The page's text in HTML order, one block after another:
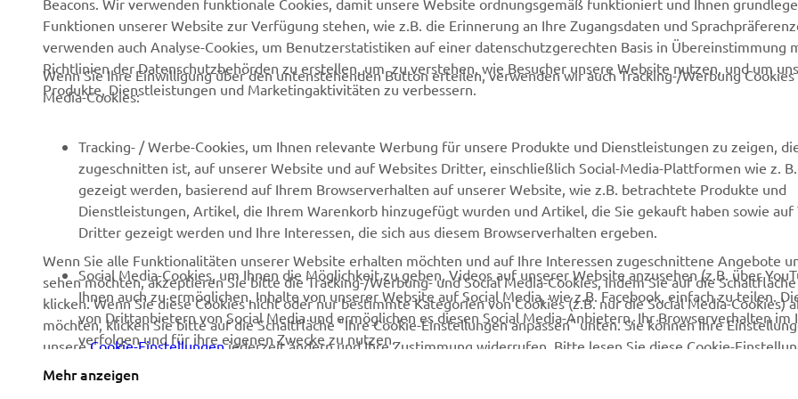
Veranstaltungen
Presse
Karriere
Impressum
Menschenrechtsrichtlinie
Grundlegende
Nachhaltigkeitsrichtlinie
Whistleblower-Kanal
Behörden und Polizei
Golfplätze
Robotics
Partnerschaften
Technische Informationen
für Unabhängige
Yamalube
Sicherheitsdatenblatt
Yamaha Music
Yamaha Racing
Media Portal
Mobile Apps
Händler werden
Ersatzteilkatalog
Wartungstermin anfragen
Entsorgung von
Altbatterien
Germany (German)
Beacons. Wir verwenden funktionale Cookies, damit unsere Website ordnungsgemäß funktioniert und Ihnen
Funktionen unserer Website zur Verfügung stehen, wie z.B. die Erinnerung an Ihre Zugangsdaten und
verwenden auch Analyse-Cookies, um Benutzerstatistiken auf einer datenschutzgerechten Basis in Übereinstimmung
Richtlinien der Datenschutzbehörden zu erstellen, um zu verstehen, wie Besucher unsere Website nutzen, und um
Produkte, Dienstleistungen und Marketingaktivitäten zu verbessern.
Wenn Sie Ihre Einwilligung über den untenstehenden Button erteilen, verwenden wir auch Tracking-/Werbung Cookies
Media-Cookies:
Tracking- / Werbe-Cookies, um Ihnen relevante Werbung für unsere Produkte und Dienstleistungen zu zeigen,
zugeschnitten ist, auf unserer Website und auf Websites Dritter, einschließlich Social-Media-Plattformen wie z. B.
gezeigt werden, basierend auf Ihrem Browserverhalten auf unserer Website, wie z.B. betrachtete Produkte und
Dienstleistungen, Artikel, die Ihrem Warenkorb hinzugefügt wurden und Artikel, die Sie gekauft haben sowie auf
Dritter gezeigt werden und Ihre Interessen, die sich aus diesem Browserverhalten ergeben.
Social Media-Cookies, um Ihnen die Möglichkeit zu geben, Videos auf unserer Website anzusehen (z.B. über
Ihnen auch zu ermöglichen, Inhalte von unserer Website auf Social Media, wie z.B. Facebook, einfach zu teilen.
von Drittanbietern von Social Media und ermöglichen es diesen Social Media-Anbietern, Ihr Browserverhalten im
verfolgen und für ihre eigenen Zwecke zu nutzen.
Wenn Sie alle Funktionalitäten unserer Website erhalten möchten und auf Ihre Interessen zugeschnittene Angebote
sehen möchten, akzeptieren Sie bitte die Tracking-/Werbung- und Social Media-Cookies, indem Sie auf die
klicken. Wenn Sie diese Cookies nicht oder nur bestimmte Kategorien von Cookies (z.B. nur die Social Media-Cookies)
möchten, klicken Sie bitte auf die Schaltfläche "Ihre Cookie-Einstellungen anpassen" unten. Sie können Ihre
unsereCookie-Einstellungenjederzeit ändern und Ihre Zustimmung widerrufen. Bitte lesen Sie diese Cookie-
über die von uns verwendeten Cookies und deren Verwendung zu erfahren.
Mehr anzeigen